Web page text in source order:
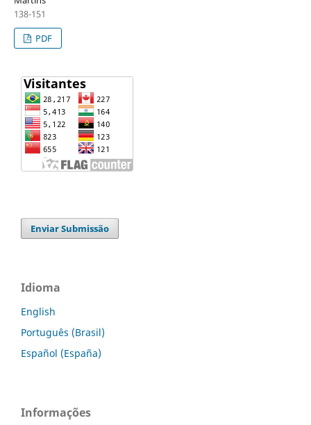
138-151
PDF
Enviar Submissão
Idioma
English
Português (Brasil)
Español (España)
Informações